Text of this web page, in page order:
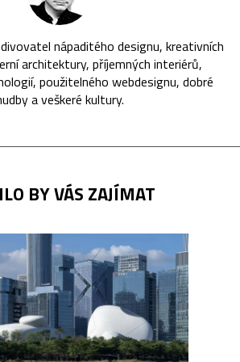
nápaditého designu, kreativních
architektury, příjemných interiérů,
použitelného webdesignu, dobré
a veškeré kultury.
BY VÁS ZAJÍMAT